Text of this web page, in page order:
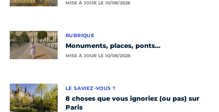
MISE À JOUR LE 10/08/2026
RUBRIQUE
Monuments, places, ponts…
MISE À JOUR LE 10/08/2026
LE SAVIEZ-VOUS ?
8 choses que vous ignoriez (ou pas) sur
Paris